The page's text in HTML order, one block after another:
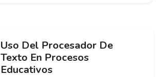
Uso Del Procesador De
Texto En Procesos
Educativos